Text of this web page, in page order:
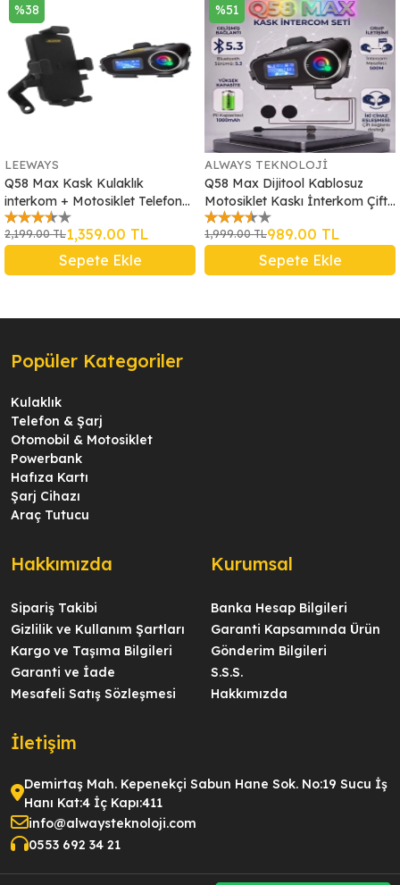
%38
LEEWAYS
Q58 Max Kask Kulaklık
interkom + Motosiklet Telefon
Tutacağı
2,199.00 TL1,359.00 TL
Sepete Ekle
%51
ALWAYS TEKNOLOJİ
Q58 Max Dijitool Kablosuz
Motosiklet Kaskı İnterkom Çift
Sürücü İletişimi 500m Stereo
Mp3 FM Radyo
1,999.00 TL989.00 TL
Sepete Ekle
Popüler Kategoriler
Kulaklık
Telefon & Şarj
Otomobil & Motosiklet
Powerbank
Hafıza Kartı
Şarj Cihazı
Araç Tutucu
Hakkımızda
Sipariş Takibi
Gizlilik ve Kullanım Şartları
Kargo ve Taşıma Bilgileri
Garanti ve İade
Mesafeli Satış Sözleşmesi
Kurumsal
Banka Hesap Bilgileri
Garanti Kapsamında Ürün
Gönderim Bilgileri
S.S.S.
Hakkımızda
İletişim
Demirtaş Mah. Kepenekçi Sabun Hane Sok. No:19 Sucu İş
Hanı Kat:4 İç Kapı:411
info@alwaysteknoloji.com
0553 692 34 21